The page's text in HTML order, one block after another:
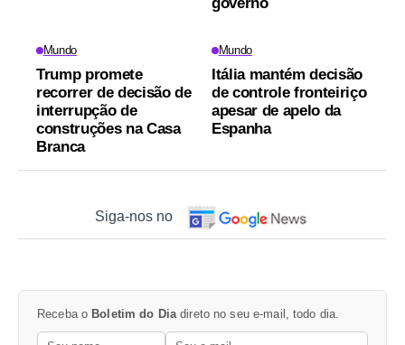
Mundo
Trump promete
recorrer de decisão de
interrupção de
construções na Casa
Branca
Mundo
Itália mantém decisão
de controle fronteiriço
apesar de apelo da
Espanha
Siga-nos no
Receba o Boletim do Dia direto no seu e-mail, todo dia.